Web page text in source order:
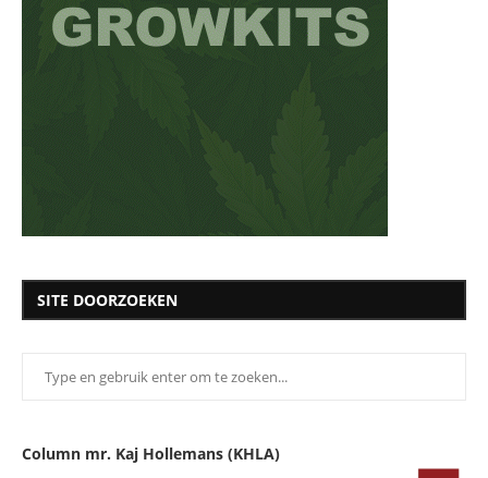
SITE DOORZOEKEN
Column mr. Kaj Hollemans (KHLA)